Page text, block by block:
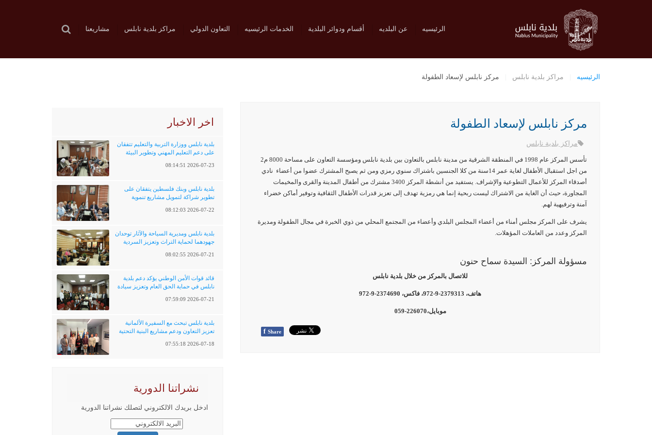
الرئيسيه عن البلديه أقسام ودوائر البلدية الخدمات الرئيسيه التعاون الدولي مراكز بلدية نابلس مشاريعنا
الرئيسيه مراكز بلدية نابلس مركز نابلس لإسعاد الطفولة
اخر الاخبار
بلدية نابلس ووزارة التربية والتعليم تتفقان
على دعم التعليم المهني وتطوير البيئة
2026-07-23 08:14:51
بلدية نابلس وبنك فلسطين يتفقان على
تطوير شراكة لتمويل مشاريع تنموية
2026-07-22 08:12:03
بلدية نابلس ومديرية السياحة والآثار توحدان
جهودهما لحماية التراث وتعزيز السردية
2026-07-21 08:02:55
قائد قوات الأمن الوطني يؤكد دعم بلدية
نابلس في حماية الحق العام وتعزيز سيادة
2026-07-21 07:59:09
بلدية نابلس تبحث مع السفيرة الألمانية
تعزيز التعاون ودعم مشاريع البنية التحتية
2026-07-18 07:55:18
نشراتنا الدورية
ادخل بريدك الالكتروني لتصلك نشراتنا الدورية
مركز نابلس لإسعاد الطفولة
مراكز بلدية نابلس
تأسس المركز عام 1998 في المنطقة الشرقية من مدينة نابلس بالتعاون بين بلدية نابلس ومؤسسة التعاون على مساحة 8000 م2
من اجل استقبال الأطفال لغاية عمر 14سنة من كلا الجنسين باشتراك سنوي رمزي ومن ثم يصبح المشترك عضوا من أعضاء نادي
أصدقاء المركز للأعمال التطوعية والإشراف. يستفيد من أنشطة المركز 3400 مشترك من أطفال المدينة والقرى والمخيمات
المجاورة، حيث أن الغاية من الاشتراك ليست ربحية إنما هي رمزية تهدف إلى تعزيز قدرات الأطفال الثقافية وتوفير أماكن خضراء
آمنة وترفيهية لهم.
يشرف على المركز مجلس أمناء من أعضاء المجلس البلدي وأعضاء من المجتمع المحلي من ذوي الخبرة في مجال الطفولة ومديرة
المركز وعدد من العاملات المؤهلات.
مسؤولة المركز: السيدة سماح حنون
للاتصال بالمركز من خلال بلدية نابلس
هاتف، 2379313-9-972، فاكس، 2374690-9-972
موبايل،226070-059
f Share